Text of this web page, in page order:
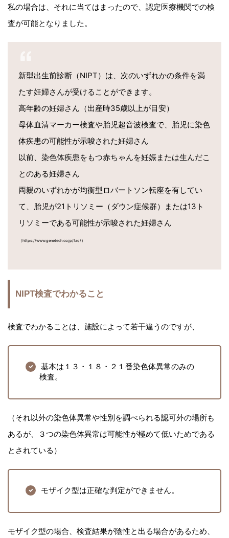
私の場合は、それに当てはまったので、認定医療機関での検
査が可能となりました。
新型出生前診断（NIPT）は、次のいずれかの条件を満
たす妊婦さんが受けることができます。
高年齢の妊婦さん（出産時35歳以上が目安）
母体血清マーカー検査や胎児超音波検査で、胎児に染色
体疾患の可能性が示唆された妊婦さん
以前、染色体疾患をもつ赤ちゃんを妊娠または生んだこ
とのある妊婦さん
両親のいずれかが均衡型ロバートソン転座を有してい
て、胎児が21トリソミー（ダウン症候群）または13ト
リソミーである可能性が示唆された妊婦さん
（https://www.genetech.co.jp/faq/）
NIPT検査でわかること
検査でわかることは、施設によって若干違うのですが、
基本は１３・１８・２１番染色体異常のみの
検査。
（それ以外の染色体異常や性別を調べられる認可外の場所も
あるが、３つの染色体異常は可能性が極めて低いためである
とされている）
モザイク型は正確な判定ができません。
モザイク型の場合、検査結果が陰性と出る場合があるため、